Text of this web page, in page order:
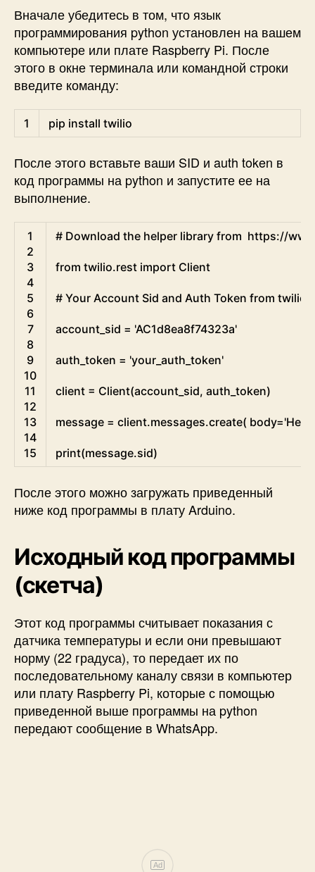
Вначале убедитесь в том, что язык
программирования python установлен на вашем
компьютере или плате Raspberry Pi. После
этого в окне терминала или командной строки
введите команду:
1 pip install twilio
После этого вставьте ваши SID и auth token в
код программы на python и запустите ее на
выполнение.
Python
1
2
3
4
5
6
7
8
9
10
11
12
13
14
15
# Download the helper library from  https://
from twilio.rest import Client
# Your Account Sid and Auth Token from
account_sid = 'AC1d8ea8f74323a'
auth_token = 'your_auth_token'
client = Client(account_sid, auth_token)
message = client.messages.create( body=
print(message.sid)
После этого можно загружать приведенный
ниже код программы в плату Arduino.
Исходный код программы
(скетча)
Этот код программы считывает показания с
датчика температуры и если они превышают
норму (22 градуса), то передает их по
последовательному каналу связи в компьютер
или плату Raspberry Pi, которые с помощью
приведенной выше программы на python
передают сообщение в WhatsApp.